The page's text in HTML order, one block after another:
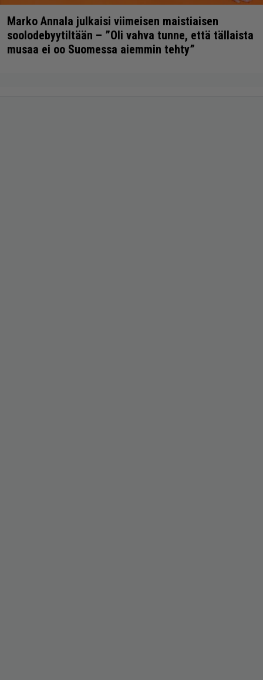
Marko Annala julkaisi viimeisen maistiaisen
soolodebyytiltään – ”Oli vahva tunne, että tällaista
musaa ei oo Suomessa aiemmin tehty”